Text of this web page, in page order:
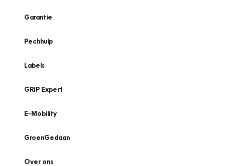
Garantie
Pechhulp
Labels
GRIP Expert
E-Mobility
GroenGedaan
Over ons